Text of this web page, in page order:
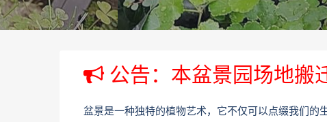
公告：本盆景园场地搬
盆景是一种独特的植物艺术，它不仅可以点缀我们的